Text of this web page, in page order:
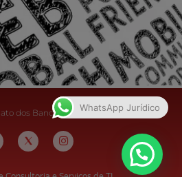
das 9h às 17h
dos Bancários do Sul Fluminense
WhatsApp Jurídico